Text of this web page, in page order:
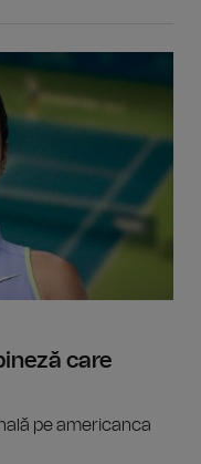
care
pe americanca